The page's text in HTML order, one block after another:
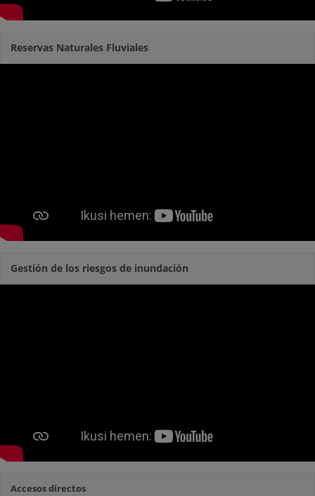
Reservas Naturales Fluviales
Gestión de los riesgos de inundación
Accesos directos